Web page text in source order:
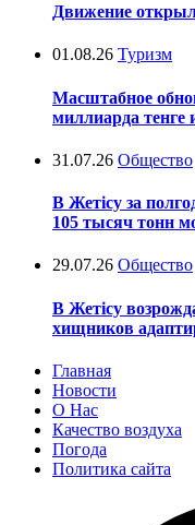
Движение
01.08.26 Туризм
Масштабное
миллиарда тенге
31.07.26 Общество
В Жетісу за
105 тысяч тонн
29.07.26 Общество
В Жетісу
хищников
Главная
Новости
О Нас
Качество воздуха
Погода
Политика сайта